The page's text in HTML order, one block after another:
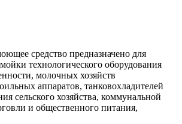
средство предназначено для
технологического оборудования
молочных хозяйств
аппаратов, танковохладителей
сельского хозяйства, коммунальной
и общественного питания,